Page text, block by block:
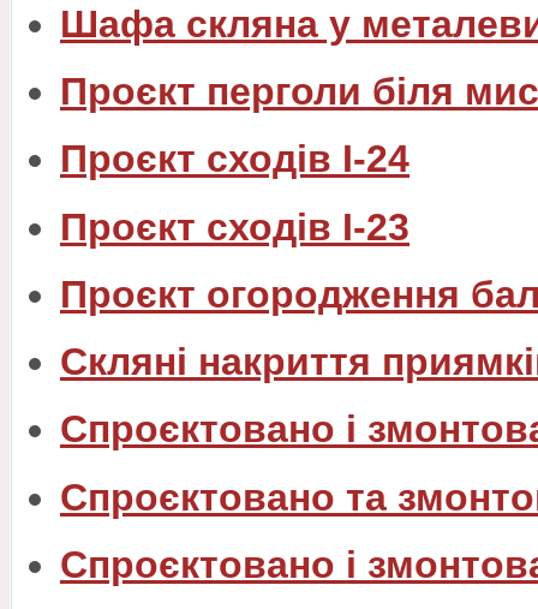
Шафа скляна у
Проєкт перголи біля
Проєкт сходів I-24
Проєкт сходів I-23
Проєкт огородження
Скляні накриття
Спроєктовано і
Спроєктовано та
Спроєктовано і